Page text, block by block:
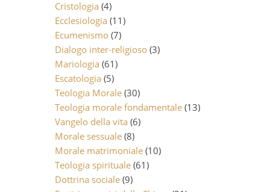
Cristologia (4)
Ecclesiologia (11)
Ecumenismo (7)
Dialogo inter-religioso (3)
Mariologia (61)
Escatologia (5)
Teologia Morale (30)
Teologia morale fondamentale (13)
Vangelo della vita (6)
Morale sessuale (8)
Morale matrimoniale (10)
Teologia spirituale (61)
Dottrina sociale (9)